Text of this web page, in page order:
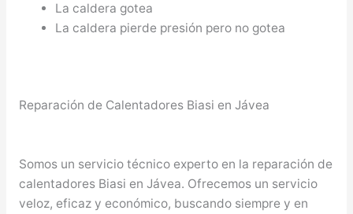
La caldera gotea
La caldera pierde presión pero no gotea
Reparación de Calentadores Biasi en Jávea
Somos un servicio técnico experto en la reparación de
calentadores Biasi en Jávea. Ofrecemos un servicio
veloz, eficaz y económico, buscando siempre y en